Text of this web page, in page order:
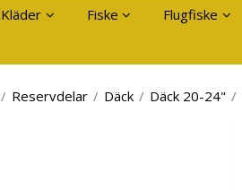
Kläder Fiske Flugfiske
/ Reservdelar / Däck / Däck 20-24" /